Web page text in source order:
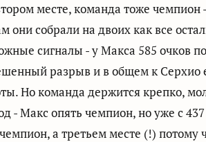
месте, команда тоже чемпион
они собрали на двоих как все
сигналы - у Макса 585 очков
разрыв и в общем к Серхио
Но команда держится крепко,
- Макс опять чемпион, но уже с
а третьем месте (!) потому